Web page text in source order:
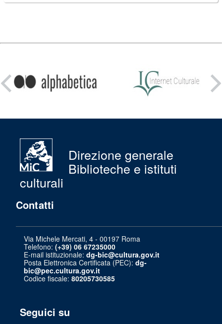
su:
Direzione generale
Biblioteche e istituti
culturali
Contatti
Via Michele Mercati, 4 - 00197 Roma
Telefono: (+39) 06 67235000
E-mail istituzionale: dg-bic@cultura.gov.it
Posta Elettronica Certificata (PEC): dg-
bic@pec.cultura.gov.it
Codice fiscale: 80205730585
Seguici su